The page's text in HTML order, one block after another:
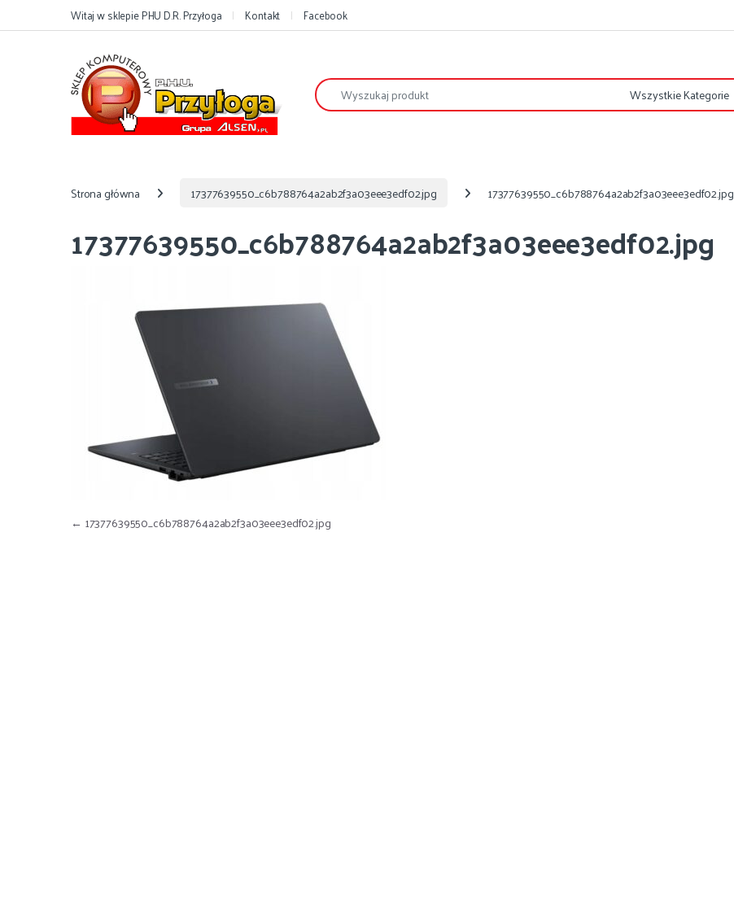
Przejdź do nawigacji
Przejdź do treściWitaj w sklepie PHU D.R. Przyłoga Kontakt Facebook
Szukaj:
Strona główna 17377639550_c6b788764a2ab2f3a03eee3edf02.jpg 17377639550_c6b788764a2ab2f3a03eee3edf02.jpg
17377639550_c6b788764a2ab2f3a03eee3edf02.jpg
Nawigacja wpisu
← 17377639550_c6b788764a2ab2f3a03eee3edf02.jpg